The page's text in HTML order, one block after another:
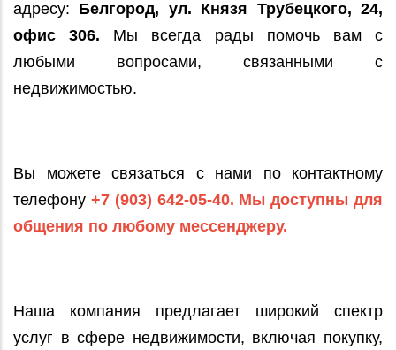
адресу: Белгород, ул. Князя Трубецкого, 24,
офис 306. Мы всегда рады помочь вам с
любыми вопросами, связанными с
недвижимостью.
Вы можете связаться с нами по контактному
телефону +7 (903) 642-05-40. Мы доступны для
общения по любому мессенджеру.
Наша компания предлагает широкий спектр
услуг в сфере недвижимости, включая покупку,